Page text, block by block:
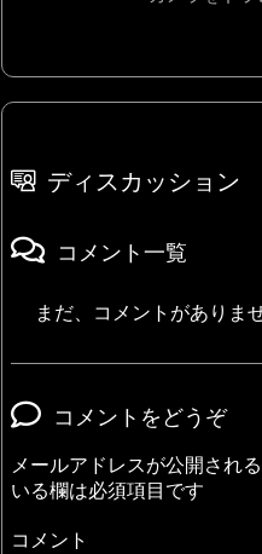
ディスカッション
コメント一覧
まだ、コメントがありま
コメントをどうぞ
メールアドレスが公開され
いる欄は必須項目です
コメント